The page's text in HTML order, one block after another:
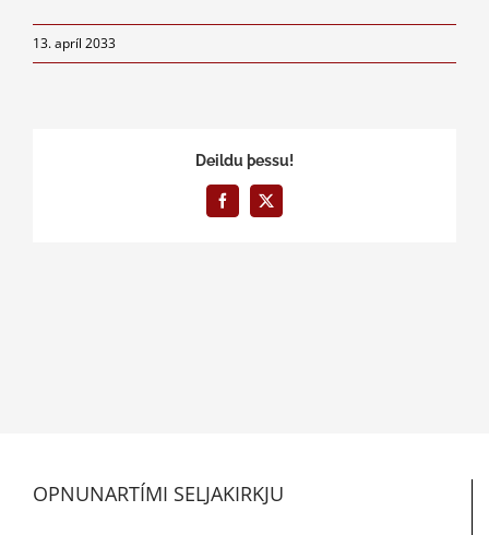
13. apríl 2033
Deildu þessu!
Facebook
X
OPNUNARTÍMI SELJAKIRKJU